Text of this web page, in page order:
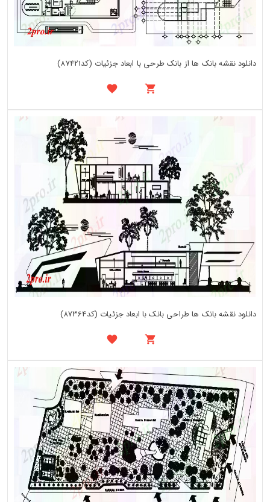
دانلود نقشه بانک ها از بانک طرحی با ابعاد جزئیات (کد87421)
دانلود نقشه بانک ها طراحی بانک با ابعاد جزئیات (کد87364)